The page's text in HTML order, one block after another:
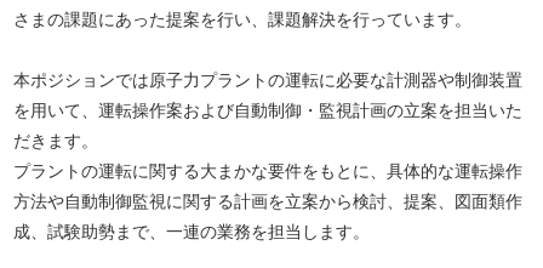
さまの課題にあった提案を行い、課題解決を行っています。
本ポジションでは原子力プラントの運転に必要な計測器や制御装置
を用いて、運転操作案および自動制御・監視計画の立案を担当いた
だきます。
プラントの運転に関する大まかな要件をもとに、具体的な運転操作
方法や自動制御監視に関する計画を立案から検討、提案、図面類作
成、試験助勢まで、一連の業務を担当します。